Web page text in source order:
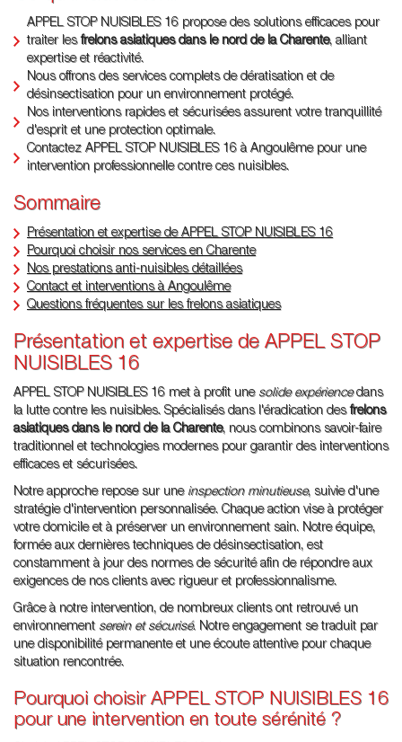
APPEL STOP NUISIBLES 16 propose des solutions efficaces pour
traiter lesfrelons asiatiques dans le nord de la Charente, alliant
expertise et réactivité.
Nous offrons des services complets de dératisation et de
désinsectisation pour un environnement protégé.
Nos interventions rapides et sécurisées assurent votre tranquillité
d'esprit et une protection optimale.
Contactez APPEL STOP NUISIBLES 16 à Angoulême pour une
intervention professionnelle contre ces nuisibles.
Sommaire
Présentation et expertise de APPEL STOP NUISIBLES 16
Pourquoi choisir nos services en Charente
Nos prestations anti-nuisibles détaillées
Contact et interventions à Angoulême
Questions fréquentes sur les frelons asiatiques
Présentation et expertise de APPEL STOP
NUISIBLES 16
APPEL STOP NUISIBLES 16 met à profit une solide expériencedans
la lutte contre les nuisibles. Spécialisés dans l'éradication desfrelons
asiatiques dans le nord de la Charente, nous combinons savoir-faire
traditionnel et technologies modernes pour garantir des interventions
efficaces et sécurisées.
Notre approche repose sur une inspection minutieuse, suivie d'une
stratégie d'intervention personnalisée. Chaque action vise à protéger
votre domicile et à préserver un environnement sain. Notre équipe,
formée aux dernières techniques de désinsectisation, est
constamment à jour des normes de sécurité afin de répondre aux
exigences de nos clients avec rigueur et professionnalisme.
Grâce à notre intervention, de nombreux clients ont retrouvé un
environnement serein et sécurisé. Notre engagement se traduit par
une disponibilité permanente et une écoute attentive pour chaque
situation rencontrée.
Pourquoi choisir APPEL STOP NUISIBLES 16
pour une intervention en toute sérénité ?